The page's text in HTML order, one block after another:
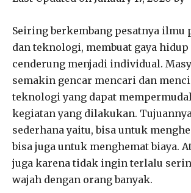
Seiring berkembang pesatnya ilmu
dan teknologi, membuat gaya
cenderung menjadi individual.
semakin gencar mencari dan
teknologi yang dapat
kegiatan yang dilakukan.
sederhana yaitu, bisa untuk
bisa juga untuk menghemat biaya.
juga karena tidak ingin terlalu
wajah dengan orang banyak.